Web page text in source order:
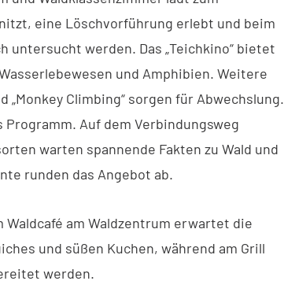
eine Löschvorführung erlebt und beim
untersucht werden. Das „Teichkino“ bietet
und Amphibien. Weitere
Climbing“ sorgen für Abwechslung.
Auf dem Verbindungsweg
warten spannende Fakten zu Wald und
runden das Angebot ab.
am Waldzentrum erwartet die
und süßen Kuchen, während am Grill
werden.